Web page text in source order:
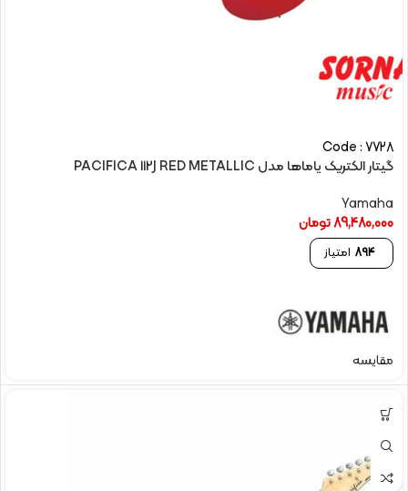
Code : 7728
گیتار الکتريک یاماها مدل PACIFICA 112J RED METALLIC
Yamaha
89,480,000تومان
894 امتیاز
مقایسه